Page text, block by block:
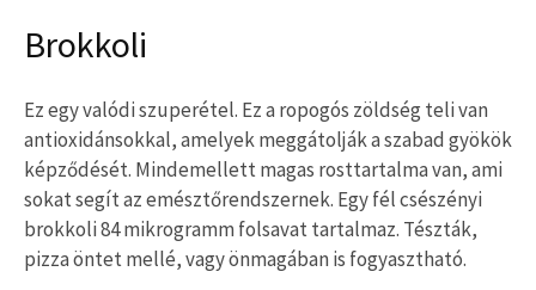
Brokkoli
Ez egy valódi szuperétel. Ez a ropogós zöldség teli van
antioxidánsokkal, amelyek meggátolják a szabad gyökök
képződését. Mindemellett magas rosttartalma van, ami
sokat segít az emésztőrendszernek. Egy fél csészényi
brokkoli 84 mikrogramm folsavat tartalmaz. Tészták,
pizza öntet mellé, vagy önmagában is fogyasztható.